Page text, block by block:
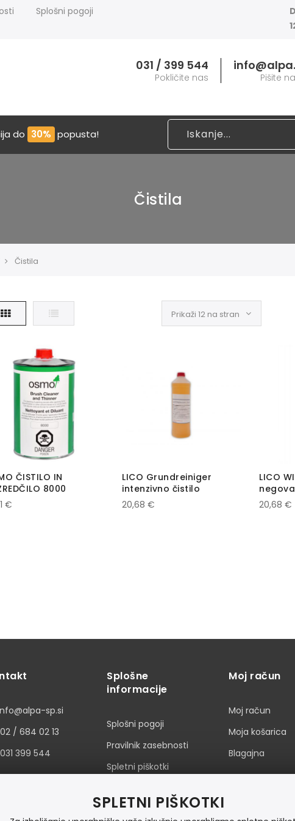
Splošni pogoji
031 / 399 544
Pokličite nas Pišite
do 30% popusta!
Čistila
Čistila
SPLETNI PIŠKOTKI
Mreža Seznam
ČISTILO IN
8000
€
LICO Grundreiniger
intenzivno čistilo
20,68 €
LICO
20,68 €
sp.si
02 / 684 02 13
031 399 544
Splošne
informacije
Splošni pogoji
Pravilnik zasebnosti
Spletni piškotki
Moj račun
Moj račun
Moja košarica
Blagajna